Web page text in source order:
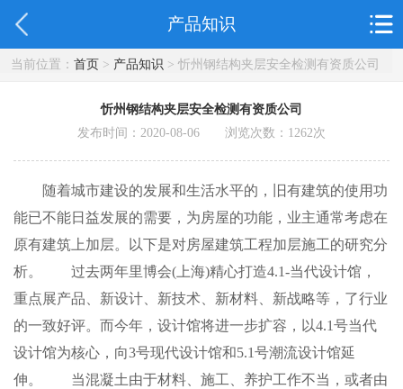
产品知识
当前位置： 首页> 产品知识 > 忻州钢结构夹层安全检测有资质公司
忻州钢结构夹层安全检测有资质公司
发布时间：2020-08-06 浏览次数： 1262次
随着城市建设的发展和生活水平的，旧有建筑的使用功
能已不能日益发展的需要，为房屋的功能，业主通常考虑在
原有建筑上加层。以下是对房屋建筑工程加层施工的研究分
析。 过去两年里博会(上海)精心打造4.1-当代设计馆，
重点展产品、新设计、新技术、新材料、新战略等，了行业
的一致好评。而今年，设计馆将进一步扩容，以4.1号当代
设计馆为核心，向3号现代设计馆和5.1号潮流设计馆延
伸。 当混凝土由于材料、施工、养护工作不当，或者由